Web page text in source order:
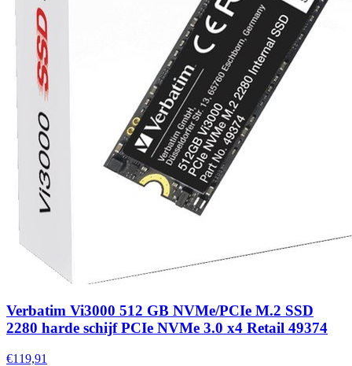
Verbatim Vi3000 512 GB NVMe/PCIe M.2 SSD
2280 harde schijf PCIe NVMe 3.0 x4 Retail 49374
€119,91